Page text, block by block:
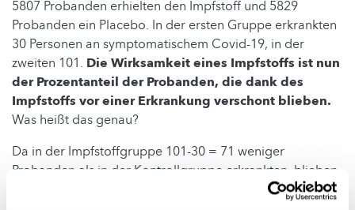
5807 Probanden erhielten den Impfstoff und 5829
Probanden ein Placebo. In der ersten Gruppe erkrankten
30 Personen an symptomatischem Covid-19, in der
zweiten 101. Die Wirksamkeit eines Impfstoffs ist nun
der Prozentanteil der Probanden, die dank des
Impfstoffs vor einer Erkrankung verschont blieben.
Was heißt das genau?
Da in der Impfstoffgruppe 101-30 = 71 weniger
Probanden als in der Kontrollgruppe erkrankten, blieben
genau diese im Durchschnitt vor einer Erkrankung